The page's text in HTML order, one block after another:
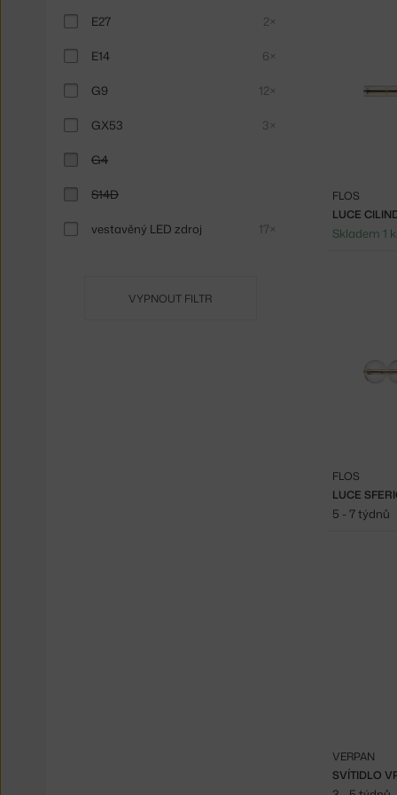
E27 2×
E14 6×
G9 12×
GX53 3×
G4
S14D
vestavěný LED zdroj 17×
VYPNOUT FILTR
LUCE
FLOS
Skladem 1
LUCE
FLOS
5 - 7 týdnů
VERPAN